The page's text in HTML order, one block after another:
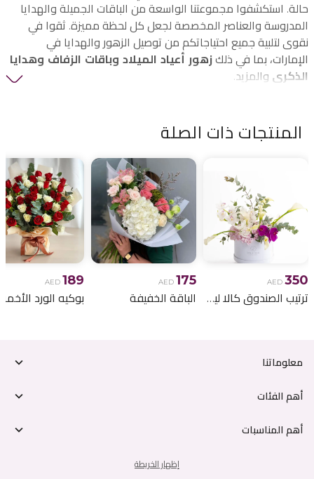
حالة. استكشفوا مجموعتنا الواسعة من الباقات الجميلة والهدايا
المدروسة والعناصر المخصصة لجعل كل لحظة مميزة. ثقوا في
نقوى لتلبية جميع احتياجاتكم من توصيل الزهور والهدايا في
الإمارات، بما في ذلك زهور أعياد الميلاد وباقات الزفاف وهدايا
الذكرى والمزيد.
المنتجات ذات الصلة
AED 350
ترتيب الصندوق كالا ليلي
AED 175
الباقة الخفيفة
AED 189
معلوماتنا
أهم الفئات
أهم المناسبات
إظهار الخريطة